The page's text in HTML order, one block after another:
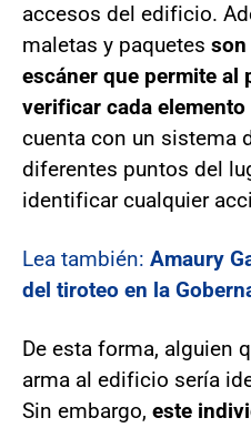
accesos del edificio.
maletas y paquetes son
escáner que permite al
verificar cada
cuenta con un sistema
diferentes puntos del
identificar cualquier
Lea también: Amaury
del tiroteo en la
De esta forma, alguien
arma al edificio sería
Sin embargo, este